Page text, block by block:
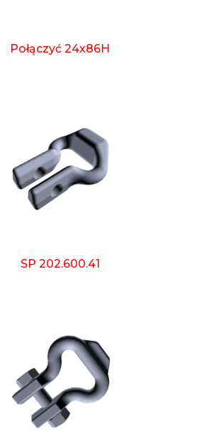
Połączyć 24x86H
SP 202.600.41